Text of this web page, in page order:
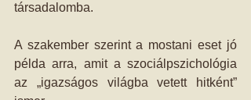
társadalomba.
A szakember szerint a mostani eset jó
példa arra, amit a szociálpszichológia
az „igazságos világba vetett hitként”